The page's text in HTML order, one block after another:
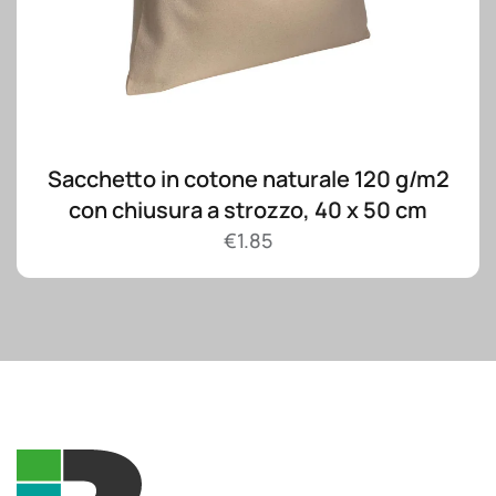
Sacchetto in cotone naturale 120 g/m2
con chiusura a strozzo, 40 x 50 cm
€1.85